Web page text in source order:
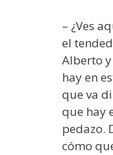
– ¿Ves
el
Alberto
hay en
que va
que hay
pedazo.
cómo